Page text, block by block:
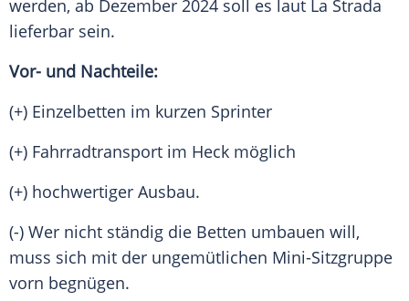
werden, ab Dezember 2024 soll es laut La Strada
lieferbar sein.
Vor- und Nachteile:
(+) Einzelbetten im kurzen Sprinter
(+) Fahrradtransport im Heck möglich
(+) hochwertiger Ausbau.
(-) Wer nicht ständig die Betten umbauen will,
muss sich mit der ungemütlichen Mini-Sitzgruppe
vorn begnügen.